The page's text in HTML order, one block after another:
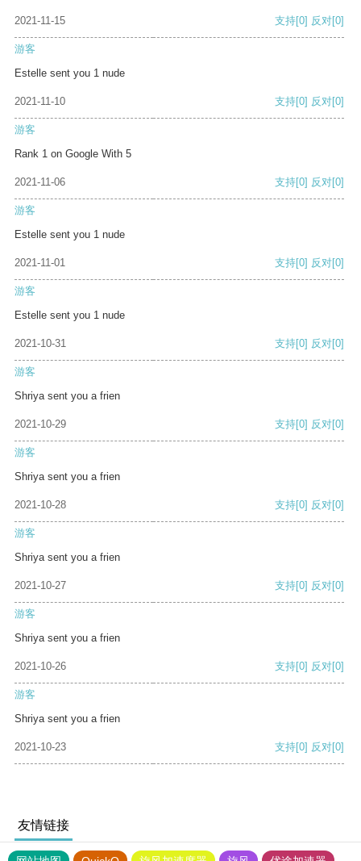
2021-11-15 支持[0] 反对[0]
游客
Estelle sent you 1 nude
2021-11-10 支持[0] 反对[0]
游客
Rank 1 on Google With 5
2021-11-06 支持[0] 反对[0]
游客
Estelle sent you 1 nude
2021-11-01 支持[0] 反对[0]
游客
Estelle sent you 1 nude
2021-10-31 支持[0] 反对[0]
游客
Shriya sent you a frien
2021-10-29 支持[0] 反对[0]
游客
Shriya sent you a frien
2021-10-28 支持[0] 反对[0]
游客
Shriya sent you a frien
2021-10-27 支持[0] 反对[0]
游客
Shriya sent you a frien
2021-10-26 支持[0] 反对[0]
游客
Shriya sent you a frien
2021-10-23 支持[0] 反对[0]
友情链接